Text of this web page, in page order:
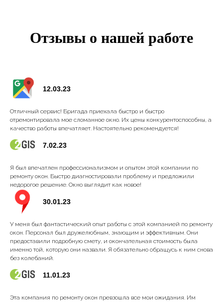
Отзывы о нашей работе
12.03.23
Отличный сервис! Бригада приехала быстро и быстро
отремонтировала мое сломанное окно. Их цены конкурентоспособны, а
качество работы впечатляет. Настоятельно рекомендуется!
7.02.23
Я был впечатлен профессионализмом и опытом этой компании по
ремонту окон. Быстро диагностировали проблему и предложили
недорогое решение. Окно выглядит как новое!
30.01.23
У меня был фантастический опыт работы с этой компанией по ремонту
окон. Персонал был дружелюбным, знающим и эффективным. Они
предоставили подробную смету, и окончательная стоимость была
именно той, которую они назвали. Я обязательно обращусь к ним снова
без колебаний.
11.01.23
Эта компания по ремонту окон превзошла все мои ожидания. Им